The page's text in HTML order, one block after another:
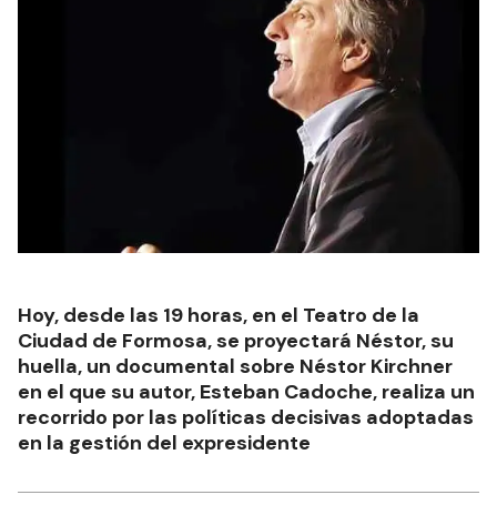
Hoy, desde las 19 horas, en el Teatro de la
Ciudad de Formosa, se proyectará Néstor, su
huella, un documental sobre Néstor Kirchner
en el que su autor, Esteban Cadoche, realiza un
recorrido por las políticas decisivas adoptadas
en la gestión del expresidente